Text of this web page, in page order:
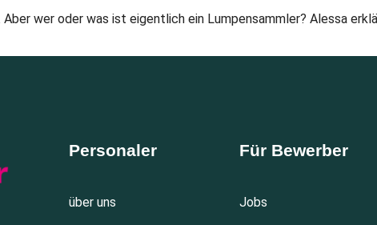
wer oder was ist eigentlich ein Lumpensammler? Alessa
Personaler
über uns
Für Bewerber
Jobs